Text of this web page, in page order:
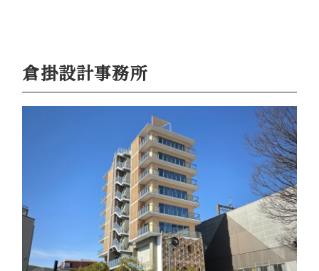
倉掛設計事務所